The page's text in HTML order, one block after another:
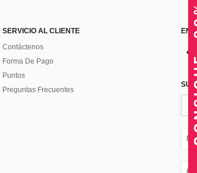
SERVICIO AL CLIENTE
Contáctenos
Forma De Pago
Puntos
Preguntas Frecuentes
EC